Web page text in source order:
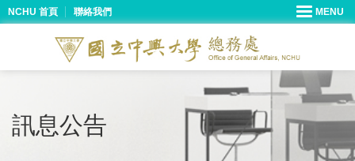
NCHU 首頁 聯絡我們
訊息公告